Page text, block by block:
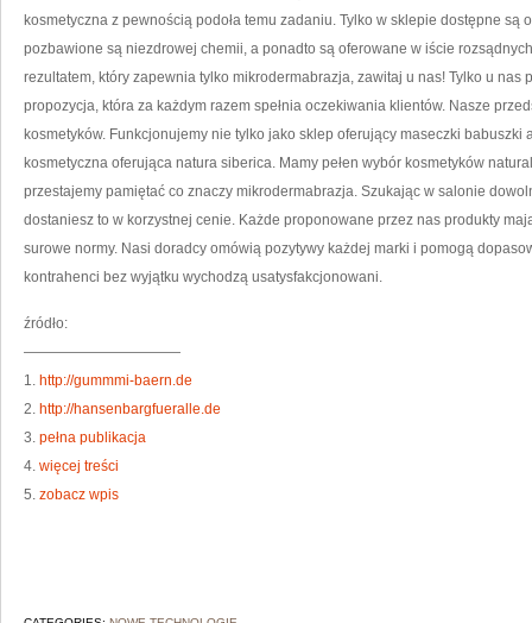
kosmetyczna z pewnością podoła temu zadaniu. Tylko w sklepie dostępne są
pozbawione są niezdrowej chemii, a ponadto są oferowane w iście
rezultatem, który zapewnia tylko mikrodermabrazja, zawitaj u nas! Tylko u
propozycja, która za każdym razem spełnia oczekiwania klientów. Nasze
kosmetyków. Funkcjonujemy nie tylko jako sklep oferujący maseczki
kosmetyczna oferująca natura siberica. Mamy pełen wybór kosmetyków
przestajemy pamiętać co znaczy mikrodermabrazja. Szukając w salonie
dostaniesz to w korzystnej cenie. Każde proponowane przez nas produkty
surowe normy. Nasi doradcy omówią pozytywy każdej marki i pomogą
kontrahenci bez wyjątku wychodzą usatysfakcjonowani.
źródło:
———————————
1. http://gummmi-baern.de
2. http://hansenbargfueralle.de
3. pełna publikacja
4. więcej treści
5. zobacz wpis